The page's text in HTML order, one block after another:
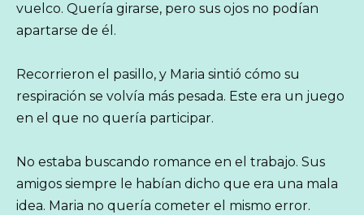
vuelco. Quería girarse, pero sus ojos no podían
apartarse de él.
Recorrieron el pasillo, y Maria sintió cómo su
respiración se volvía más pesada. Este era un juego
en el que no quería participar.
No estaba buscando romance en el trabajo. Sus
amigos siempre le habían dicho que era una mala
idea. Maria no quería cometer el mismo error.